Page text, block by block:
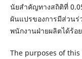
นัยสำคัญทางสถิติที่
ผันแปรของการมีส่วนร่
พนักงานฝ่ายผลิตได้ร้อ
The purposes of